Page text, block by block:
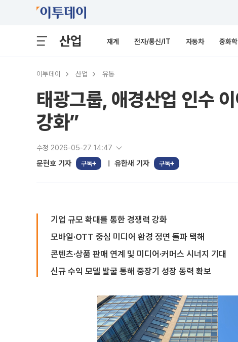
산업 재계 전자/통신/IT 자동차 중화학
이투데이 산업 유통
태광그룹, 애경산업 인수
강화”
수정 2026-05-27 14:47
문현호 기자 구독 유한새 기자 구독
기업 규모 확대를 통한 경쟁력 강화
모바일·OTT 중심 미디어 환경 정면 돌파 택해
콘텐츠·상품 판매 연계 및 미디어·커머스 시너지 기대
신규 수익 모델 발굴 통해 중장기 성장 동력 확보